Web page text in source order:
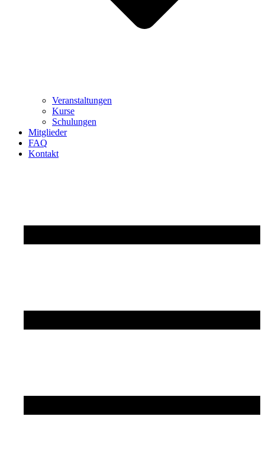
Veranstaltungen
Kurse
Schulungen
Mitglieder
FAQ
Kontakt